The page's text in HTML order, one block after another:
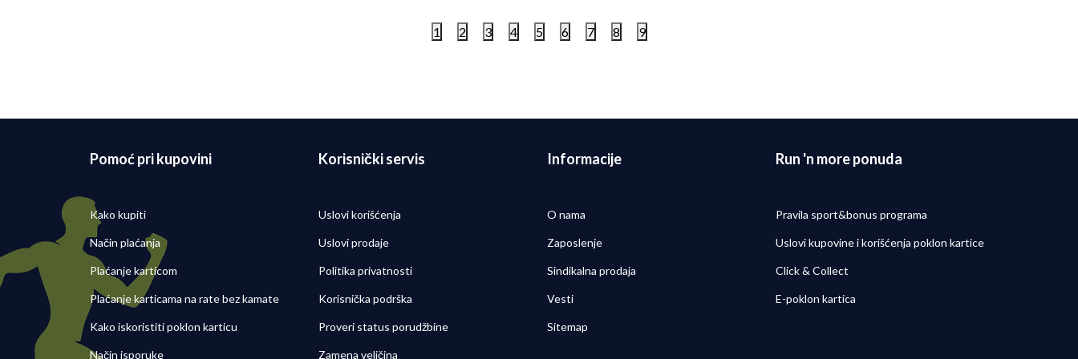
1 2 3 4 5 6 7 8 9
Pomoć pri kupovini
Kako kupiti
Način plaćanja
Plaćanje karticom
Plaćanje karticama na rate bez kamate
Kako iskoristiti poklon karticu
Način isporuke
Korisnički servis
Uslovi korišćenja
Uslovi prodaje
Politika privatnosti
Korisnička podrška
Proveri status porudžbine
Zamena veličina
Informacije
O nama
Zaposlenje
Sindikalna prodaja
Vesti
Sitemap
Run 'n more ponuda
Pravila sport&bonus programa
Uslovi kupovine i korišćenja poklon kartice
Click & Collect
E-poklon kartica